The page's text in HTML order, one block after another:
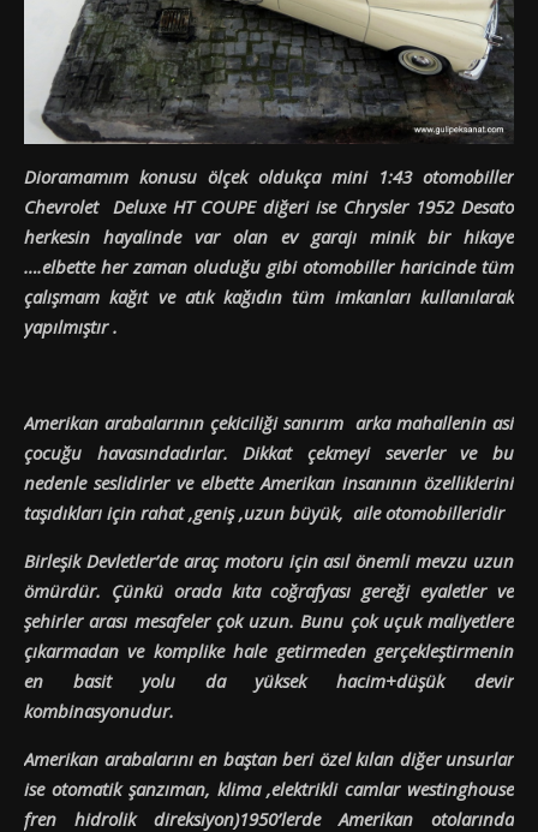
Dioramamım konusu ölçek oldukça mini 1:43 otomobiller
Chevrolet Deluxe HT COUPE diğeri ise Chrysler 1952 Desato
herkesin hayalinde var olan ev garajı minik bir hikaye
….elbette her zaman oluduğu gibi otomobiller haricinde tüm
çalışmam kağıt ve atık kağıdın tüm imkanları kullanılarak
yapılmıştır .
Amerikan arabalarının çekiciliği sanırım arka mahallenin asi
çocuğu havasındadırlar. Dikkat çekmeyi severler ve bu
nedenle seslidirler ve elbette Amerikan insanının özelliklerini
taşıdıkları için rahat ,geniş ,uzun büyük, aile otomobilleridir
Birleşik Devletler’de araç motoru için asıl önemli mevzu uzun
ömürdür. Çünkü orada kıta coğrafyası gereği eyaletler ve
şehirler arası mesafeler çok uzun. Bunu çok uçuk maliyetlere
çıkarmadan ve komplike hale getirmeden gerçekleştirmenin
en basit yolu da yüksek hacim+düşük devir
kombinasyonudur.
Amerikan arabalarını en baştan beri özel kılan diğer unsurlar
ise otomatik şanzıman, klima ,elektrikli camlar westinghouse
fren hidrolik direksiyon)1950’lerde Amerikan otolarında